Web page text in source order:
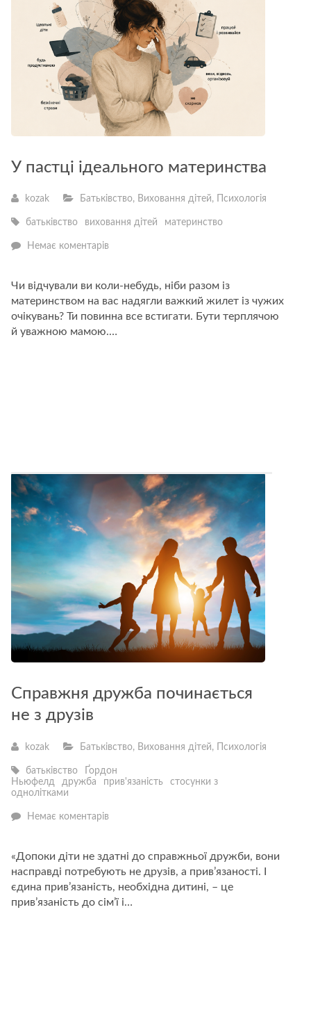
У пастці ідеального материнства
kozak Батьківство, Виховання дітей, Психологія
батьківство виховання дітей материнство
Немає коментарів—
ідеального
материнства
Чи відчували ви коли-небудь, ніби разом із
материнством на вас надягли важкий жилет із чужих
очікувань? Ти повинна все встигати. Бути терплячою
й уважною мамою.…
Справжня дружба починається
не з друзів
kozak Батьківство, Виховання дітей, Психологія
батьківство
Ґордон
Ньюфелд
дружба прив'язаність
стосунки з
однолітками
Немає коментарів—
не
з
«Допоки діти не здатні до справжньої дружби, вони
насправді потребують не друзів, а прив’язаності. І
єдина прив’язаність, необхідна дитині, – це
прив’язаність до сім’ї і…